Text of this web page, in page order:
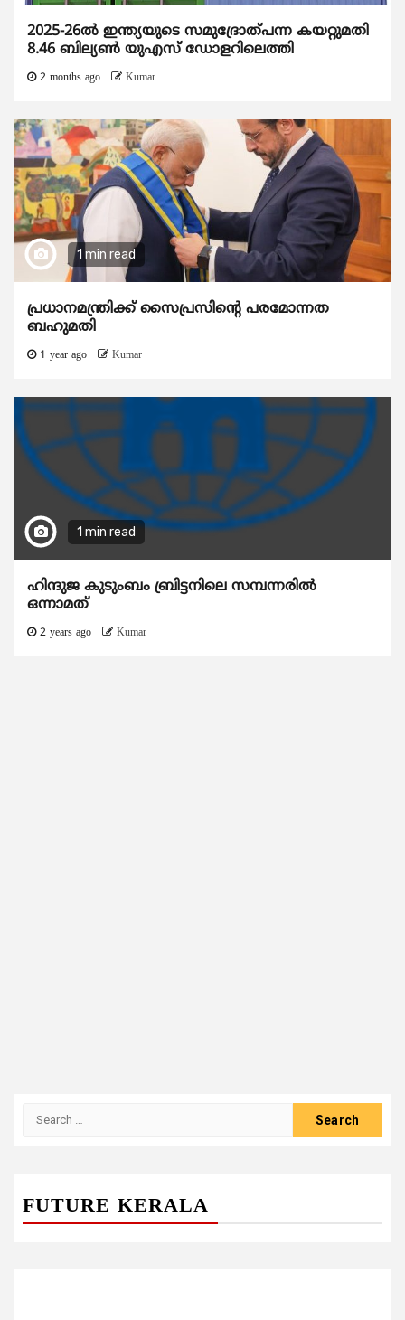
2025-26ൽ ഇന്ത്യയുടെ സമുദ്രോത്പന്ന കയറ്റുമതി
8.46 ബില്യൺ യുഎസ് ഡോളറിലെത്തി
2 months ago Kumar
1 min read
പ്രധാനമന്ത്രിക്ക് സൈപ്രസിന്റെ ​പരമോന്നത
ബഹുമതി
1 year ago Kumar
1 min read
ഹിന്ദുജ കുടുംബം ബ്രിട്ടനിലെ സമ്പന്നരില്‍
ഒന്നാമത്
2 years ago Kumar
FUTURE KERALA